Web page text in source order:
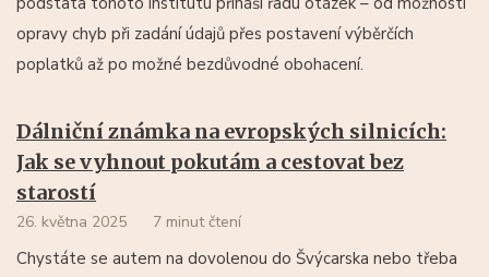
opravy chyb při zadání údajů přes postavení výběrčích
poplatků až po možné bezdůvodné obohacení.
Dálniční známka na evropských silnicích:
Jak se vyhnout pokutám a cestovat bez
starostí
26. května 2025 7 minut čtení
Chystáte se autem na dovolenou do Švýcarska nebo třeba